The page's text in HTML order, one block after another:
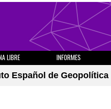
LIBRE INFORMES
Español de Geopolítica